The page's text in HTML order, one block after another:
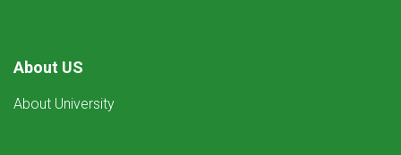
About US
About University